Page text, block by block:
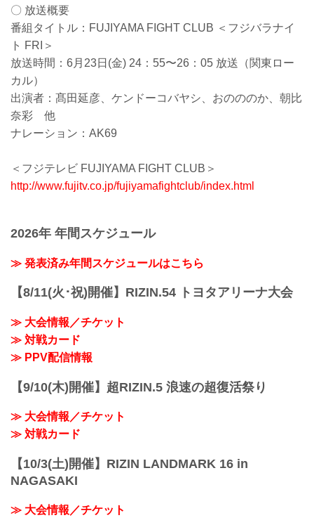
〇 放送概要
番組タイトル：FUJIYAMA FIGHT CLUB ＜フジバラナイ
ト FRI＞
放送時間：6月23日(金) 24：55〜26：05 放送（関東ロー
カル）
出演者：髙田延彦、ケンドーコバヤシ、おのののか、朝比
奈彩 他
ナレーション：AK69
＜フジテレビ FUJIYAMA FIGHT CLUB＞
http://www.fujitv.co.jp/fujiyamafightclub/index.html
2026年 年間スケジュール
≫ 発表済み年間スケジュールはこちら
【8/11(火･祝)開催】RIZIN.54 トヨタアリーナ大会
≫ 大会情報／チケット
≫ 対戦カード
≫ PPV配信情報
【9/10(木)開催】超RIZIN.5 浪速の超復活祭り
≫ 大会情報／チケット
≫ 対戦カード
【10/3(土)開催】RIZIN LANDMARK 16 in
NAGASAKI
≫ 大会情報／チケット